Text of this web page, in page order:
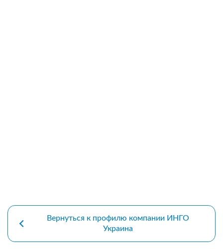
Вернуться к профилю компании ИНГО
Украина